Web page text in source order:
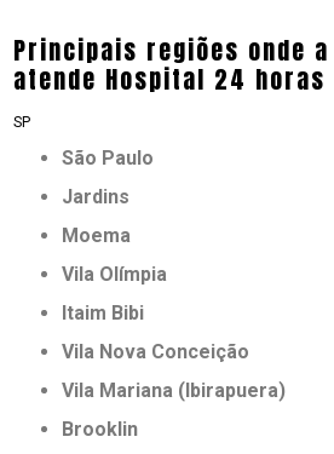
Principais regiões onde
atende Hospital 24 horas
SP
São Paulo
Jardins
Moema
Vila Olímpia
Itaim Bibi
Vila Nova Conceição
Vila Mariana (Ibirapuera)
Brooklin